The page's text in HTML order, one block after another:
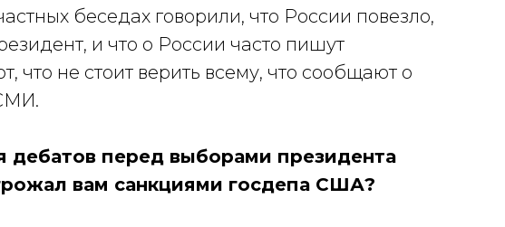
беседах говорили, что России повезло,
и что о России часто пишут
что не стоит верить всему, что сообщают о
дебатов перед выборами президента
вам санкциями госдепа США?